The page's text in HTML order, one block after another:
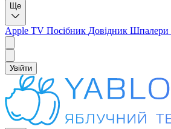
Ще
Apple TV Посібник Довідник Шпалери
Увійти